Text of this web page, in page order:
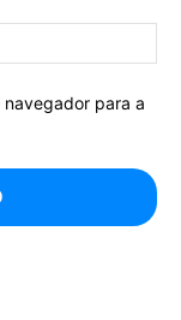
navegador para a